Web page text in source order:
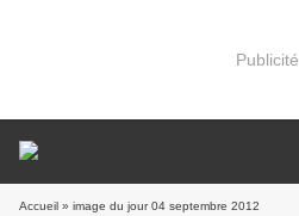
Publicité
Accueil » image du jour 04 septembre 2012